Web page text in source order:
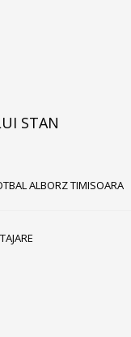
STAN
ALBORZ TIMISOARA